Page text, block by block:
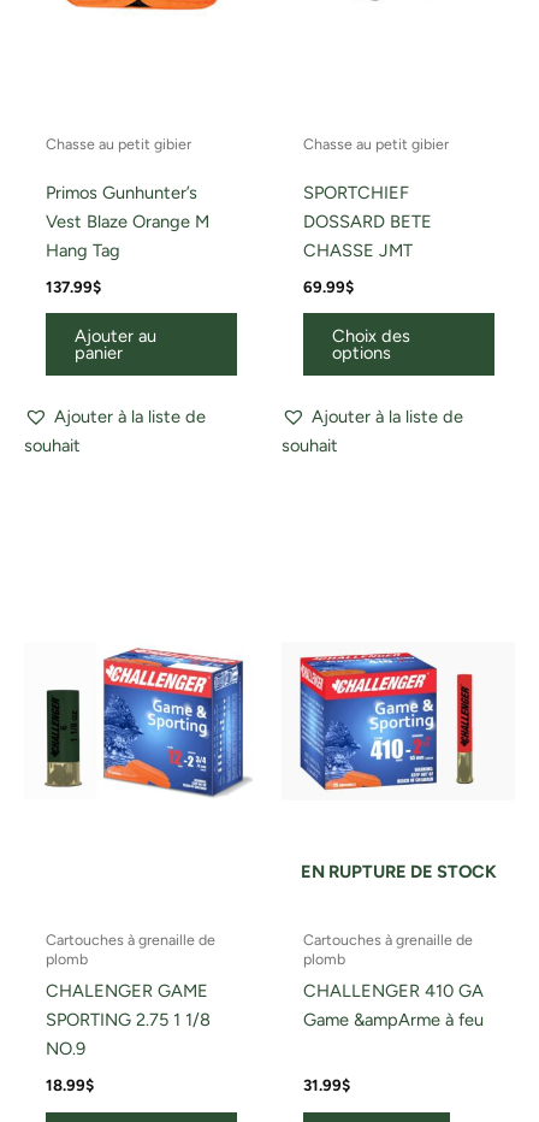
Chasse au petit gibier
Primos Gunhunter’s
Vest Blaze Orange M
Hang Tag
137.99$
Ajouter au
panier
Ajouter à la liste de
souhait
Chasse au petit gibier
SPORTCHIEF
DOSSARD BETE
CHASSE JMT
69.99$
Choix des
options
Ajouter à la liste de
souhait
Cartouches à grenaille de
plomb
CHALENGER GAME
SPORTING 2.75 1 1/8
NO.9
18.99$
EN RUPTURE DE STOCK
Cartouches à grenaille de
plomb
CHALLENGER 410 GA
Game &ampArme à feu
31.99$